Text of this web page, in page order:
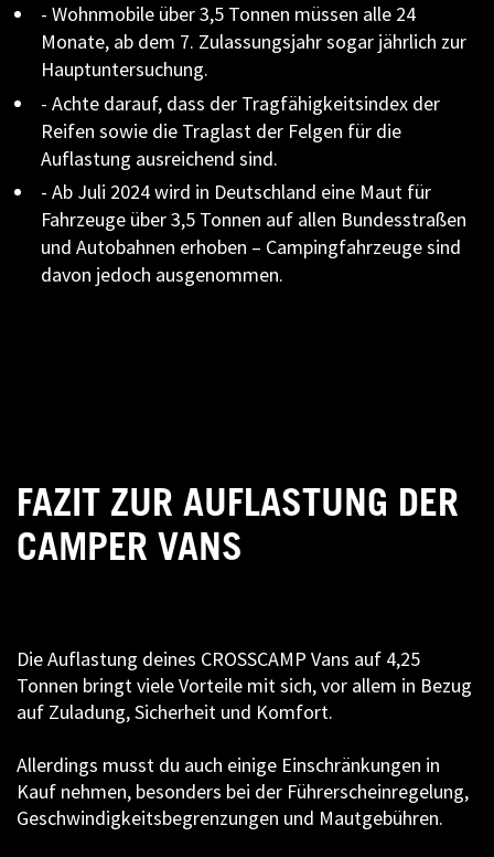
- Wohnmobile über 3,5 Tonnen müssen alle 24
Monate, ab dem 7. Zulassungsjahr sogar jährlich zur
Hauptuntersuchung.
- Achte darauf, dass der Tragfähigkeitsindex der
Reifen sowie die Traglast der Felgen für die
Auflastung ausreichend sind.
- Ab Juli 2024 wird in Deutschland eine Maut für
Fahrzeuge über 3,5 Tonnen auf allen Bundesstraßen
und Autobahnen erhoben – Campingfahrzeuge sind
davon jedoch ausgenommen.
FAZIT ZUR AUFLASTUNG DER
CAMPER VANS
Die Auflastung deines CROSSCAMP Vans auf 4,25
Tonnen bringt viele Vorteile mit sich, vor allem in Bezug
auf Zuladung, Sicherheit und Komfort.
Allerdings musst du auch einige Einschränkungen in
Kauf nehmen, besonders bei der Führerscheinregelung,
Geschwindigkeitsbegrenzungen und Mautgebühren.